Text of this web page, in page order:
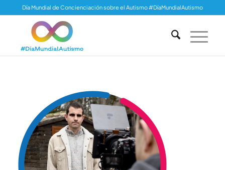
Día Mundial de Concienciación sobre el Autismo #DíaMundialAutismo